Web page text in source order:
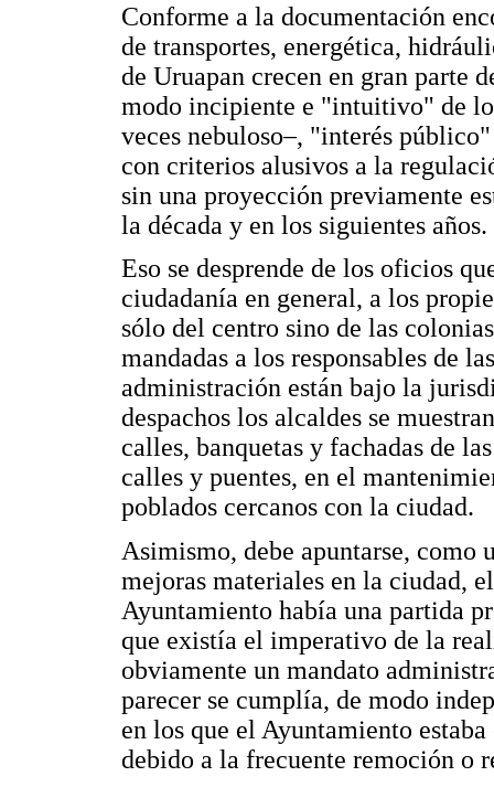
Conforme a la documentación
de transportes, energética,
de Uruapan crecen en gran parte
modo incipiente e "intuitivo" de
veces nebuloso–, "interés
con criterios alusivos a la
sin una proyección previamente
la década y en los siguientes años.
Eso se desprende de los oficios
ciudadanía en general, a los
sólo del centro sino de las
mandadas a los responsables de
administración están bajo la
despachos los alcaldes se
calles, banquetas y fachadas de
calles y puentes, en el
poblados cercanos con la ciudad.
Asimismo, debe apuntarse, como
mejoras materiales en la ciudad,
Ayuntamiento había una partida
que existía el imperativo de la
obviamente un mandato
parecer se cumplía, de modo
en los que el Ayuntamiento
debido a la frecuente remoción o